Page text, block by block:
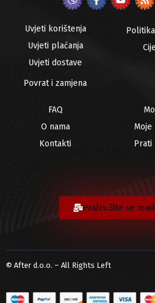
Uvjeti korištenja
Uvjeti plaćanja
Uvjeti dostave
Povrat i zamjena
FAQ
O nama
Kontakti
Moje
Prati
Pridružite se
© After d.o.o. – All Rights Left